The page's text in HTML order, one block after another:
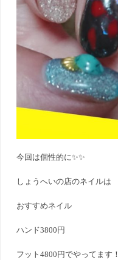
今回は個性的に✨✨
しょうへいの店のネイルは
おすすめネイル
ハンド3800円
フット4800円でやってます！